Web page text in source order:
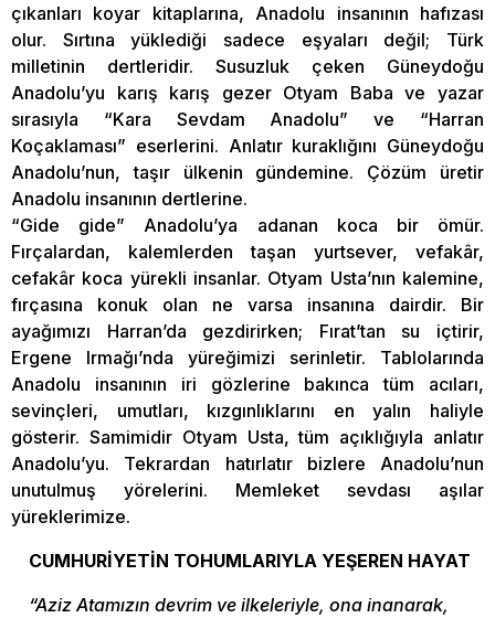
çıkanları koyar kitaplarına, Anadolu insanının hafızası
olur. Sırtına yüklediği sadece eşyaları değil; Türk
milletinin dertleridir. Susuzluk çeken Güneydoğu
Anadolu’yu karış karış gezer Otyam Baba ve yazar
sırasıyla “Kara Sevdam Anadolu” ve “Harran
Koçaklaması” eserlerini. Anlatır kuraklığını Güneydoğu
Anadolu’nun, taşır ülkenin gündemine. Çözüm üretir
Anadolu insanının dertlerine.
“Gide gide” Anadolu’ya adanan koca bir ömür.
Fırçalardan, kalemlerden taşan yurtsever, vefakâr,
cefakâr koca yürekli insanlar. Otyam Usta’nın kalemine,
fırçasına konuk olan ne varsa insanına dairdir. Bir
ayağımızı Harran’da gezdirirken; Fırat’tan su içtirir,
Ergene Irmağı’nda yüreğimizi serinletir. Tablolarında
Anadolu insanının iri gözlerine bakınca tüm acıları,
sevinçleri, umutları, kızgınlıklarını en yalın haliyle
gösterir. Samimidir Otyam Usta, tüm açıklığıyla anlatır
Anadolu’yu. Tekrardan hatırlatır bizlere Anadolu’nun
unutulmuş yörelerini. Memleket sevdası aşılar
yüreklerimize.
CUMHURİYETİN TOHUMLARIYLA YEŞEREN HAYAT
“Aziz Atamızın devrim ve ilkeleriyle, ona inanarak,